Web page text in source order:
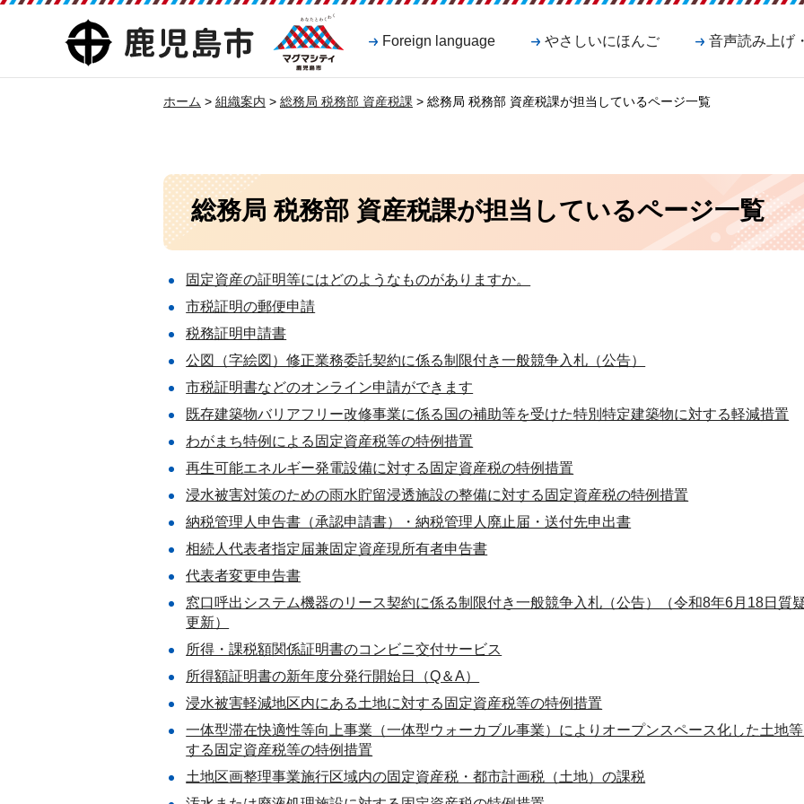
鹿児島市
マグマシティ
鹿児島市
Foreign language やさしいにほんご 音声読み上げ
ホーム > 組織案内 > 総務局 税務部 資産税課 > 総務局 税務部 資産税課が担当しているページ一覧
総務局 税務部 資産税課が担当しているページ一覧
固定資産の証明等にはどのようなものがありますか。
市税証明の郵便申請
税務証明申請書
公図（字絵図）修正業務委託契約に係る制限付き一般競争入札（公告）
市税証明書などのオンライン申請ができます
既存建築物バリアフリー改修事業に係る国の補助等を受けた特別特定建築物に対する軽減措置
わがまち特例による固定資産税等の特例措置
再生可能エネルギー発電設備に対する固定資産税の特例措置
浸水被害対策のための雨水貯留浸透施設の整備に対する固定資産税の特例措置
納税管理人申告書（承認申請書）・納税管理人廃止届・送付先申出書
相続人代表者指定届兼固定資産現所有者申告書
代表者変更申告書
窓口呼出システム機器のリース契約に係る制限付き一般競争入札（公告）（令和8年6月18日質
更新）
所得・課税額関係証明書のコンビニ交付サービス
所得額証明書の新年度分発行開始日（Q＆A）
浸水被害軽減地区内にある土地に対する固定資産税等の特例措置
一体型滞在快適性等向上事業（一体型ウォーカブル事業）によりオープンスペース化した土地
する固定資産税等の特例措置
土地区画整理事業施行区域内の固定資産税・都市計画税（土地）の課税